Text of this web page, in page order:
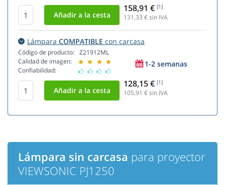
158,91 € [1]
131,33 € sin IVA
Lámpara COMPATIBLE con carcasa
Código de producto:
Calidad de imagen:
Confiabilidad:
Z21912ML
1-2 semanas
128,15 € [1]
105,91 € sin IVA
Lámpara sin carcasa para proyector
VIEWSONIC PJ1250